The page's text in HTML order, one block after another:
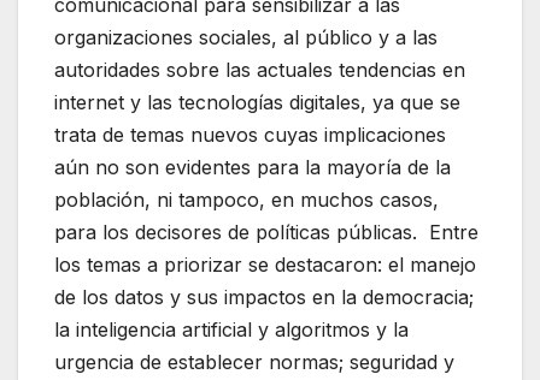
organizaciones sociales, al público y a las
autoridades sobre las actuales tendencias en
internet y las tecnologías digitales, ya que se
trata de temas nuevos cuyas implicaciones
aún no son evidentes para la mayoría de la
población, ni tampoco, en muchos casos,
para los decisores de políticas públicas. Entre
los temas a priorizar se destacaron: el manejo
de los datos y sus impactos en la democracia;
la inteligencia artificial y algoritmos y la
urgencia de establecer normas; seguridad y